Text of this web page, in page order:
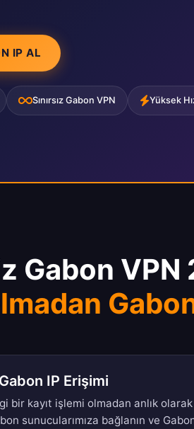
IP AL
Sınırsız Gabon VPN Yüksek
Gabon VPN
IP Erişimi
bir kayıt işlemi olmadan anlık
sunucularımıza bağlanın ve